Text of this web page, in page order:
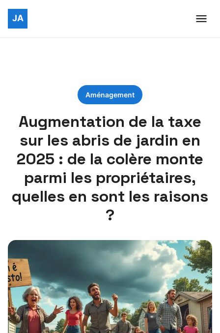
Aménagement
Augmentation de la taxe
sur les abris de jardin en
2025 : de la colère monte
parmi les propriétaires,
quelles en sont les raisons
?